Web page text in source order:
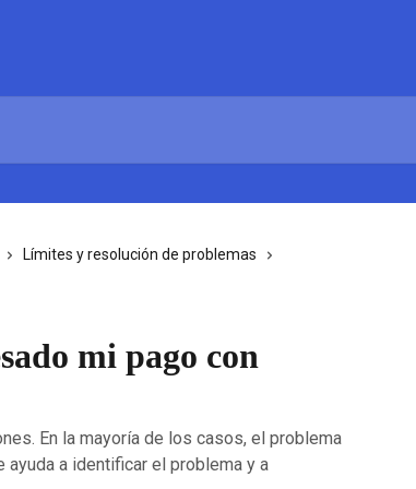
Límites y resolución de problemas
mi pago con
En la mayoría de los casos, el problema
ayuda a identificar el problema y a